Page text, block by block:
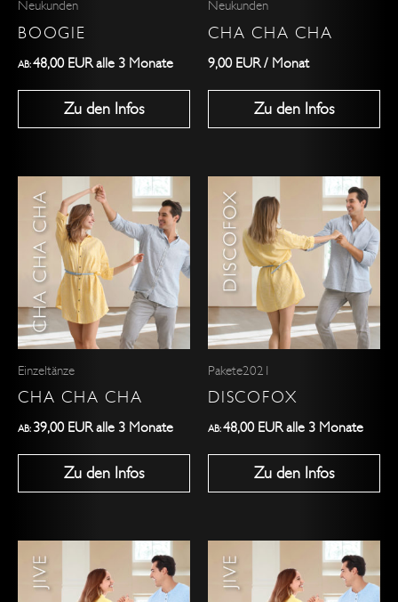
Neukunden
BOOGIE
AB:48,00 EURalle 3 Monate
Zu den Infos
können
auf
der
Produktseite
gewählt
Neukunden
CHA CHA CHA
9,00 EUR/ Monat
Zu den Infos
Einzeltänze
CHA CHA CHA
AB: 39,00 EURalle 3 Monate
Zu den Infos
Dieses
Produkt
weist
mehrere
Varianten
auf.
Die
können
auf
der
Produktseite
gewählt
Pakete2021
DISCOFOX
AB:48,00 EURalle 3 Monate
Zu den Infos
Dieses
Produkt
weist
mehrere
Varianten
auf.
Die
können
auf
der
Produktseite
gewählt
Dieses
Produkt